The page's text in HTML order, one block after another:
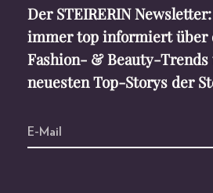
Der STEIRERIN
immer top informiert über
Fashion- & Beauty-Trends
neuesten Top-Storys der